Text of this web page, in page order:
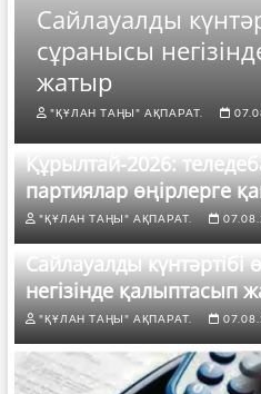
Сайлауалды
сұранысы
жатыр
"ҚҰЛАН ТАҢЫ" АҚПАРАТ.
Құрылтай-2026:
партиялар өңірлерге
"ҚҰЛАН ТАҢЫ" АҚПАРАТ.
Сайлауалды күнтәртібі
негізінде қалыптасып
"ҚҰЛАН ТАҢЫ" АҚПАРАТ.